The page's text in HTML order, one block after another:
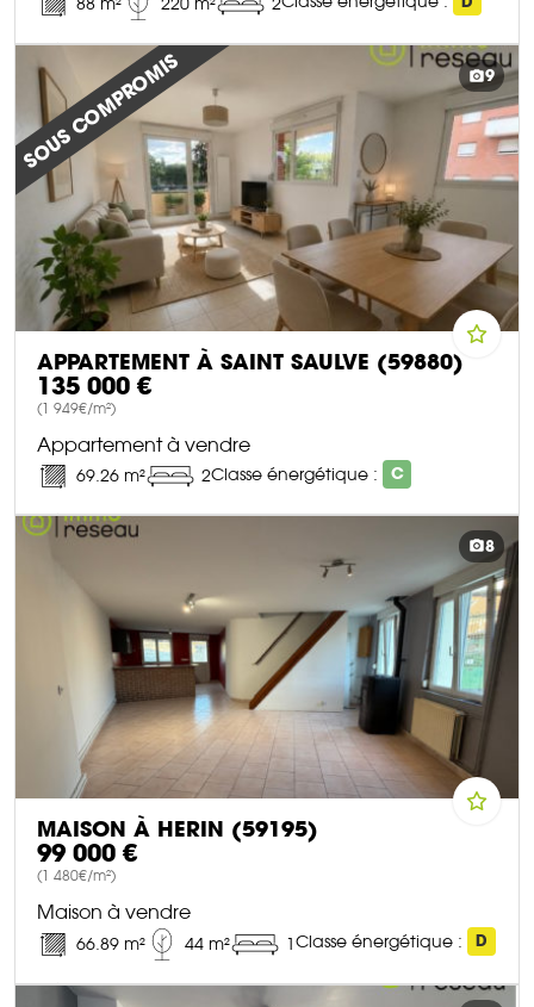
88 m² 220 m² 2
DÉCOUVRIR CE BIEN
SOUS COMPROMIS 9
APPARTEMENT À SAINT SAULVE (59880)
135 000 €
(1 949€/m²)
Appartement à vendre
69.26 m² 2Classe énergétique : C
DÉCOUVRIR CE BIEN
8
MAISON À HERIN (59195)
99 000 €
(1 480€/m²)
Maison à vendre
66.89 m² 44 m² 1Classe énergétique : D
DÉCOUVRIR CE BIEN